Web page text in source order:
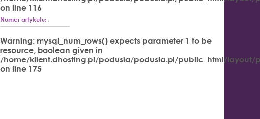
on line 116
Numer artykułu: .
Warning: mysql_num_rows() expects parameter 1 to be
resource, boolean given in
/home/klient.dhosting.pl/podusia/podusia.pl/public_html/layout/
on line 175